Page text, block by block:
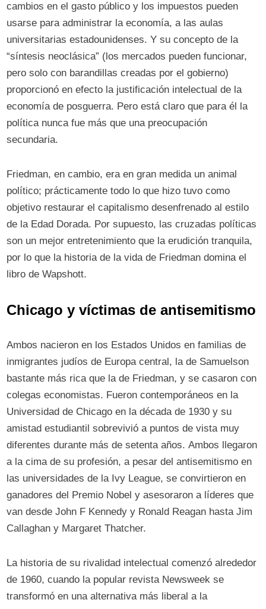
cambios en el gasto público y los impuestos pueden
usarse para administrar la economía, a las aulas
universitarias estadounidenses. Y su concepto de la
“síntesis neoclásica” (los mercados pueden funcionar,
pero solo con barandillas creadas por el gobierno)
proporcionó en efecto la justificación intelectual de la
economía de posguerra. Pero está claro que para él la
política nunca fue más que una preocupación
secundaria.
Friedman, en cambio, era en gran medida un animal
político; prácticamente todo lo que hizo tuvo como
objetivo restaurar el capitalismo desenfrenado al estilo
de la Edad Dorada. Por supuesto, las cruzadas políticas
son un mejor entretenimiento que la erudición tranquila,
por lo que la historia de la vida de Friedman domina el
libro de Wapshott.
Chicago y víctimas de antisemitismo
Ambos nacieron en los Estados Unidos en familias de
inmigrantes judíos de Europa central, la de Samuelson
bastante más rica que la de Friedman, y se casaron con
colegas economistas. Fueron contemporáneos en la
Universidad de Chicago en la década de 1930 y su
amistad estudiantil sobrevivió a puntos de vista muy
diferentes durante más de setenta años. Ambos llegaron
a la cima de su profesión, a pesar del antisemitismo en
las universidades de la Ivy League, se convirtieron en
ganadores del Premio Nobel y asesoraron a líderes que
van desde John F Kennedy y Ronald Reagan hasta Jim
Callaghan y Margaret Thatcher.
La historia de su rivalidad intelectual comenzó alrededor
de 1960, cuando la popular revista Newsweek se
transformó en una alternativa más liberal a la